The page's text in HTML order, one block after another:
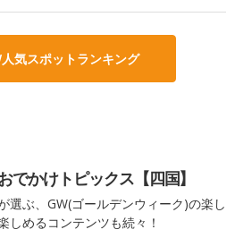
気スポットランキング
でかけトピックス【四国】
選ぶ、GW(ゴールデンウィーク)の楽し
しめるコンテンツも続々！